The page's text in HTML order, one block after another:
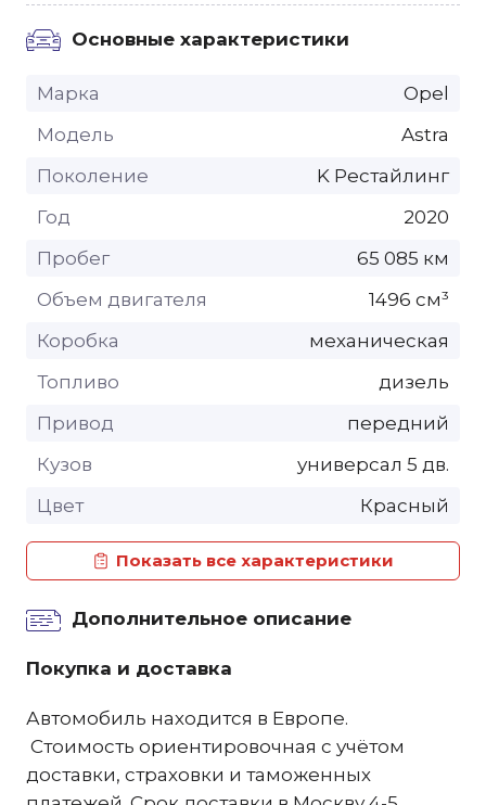
Основные характеристики
Марка
Opel
Модель
Astra
Поколение
K Рестайлинг
Год
2020
Пробег
65 085 км
Объем двигателя
1496 см³
Коробка
механическая
Топливо
дизель
Привод
передний
Кузов
универсал 5 дв.
Цвет
Красный
Показать все характеристики
Дополнительное описание
Покупка и доставка
Автомобиль находится в Европе.
Стоимость ориентировочная с учётом
доставки, страховки и таможенных